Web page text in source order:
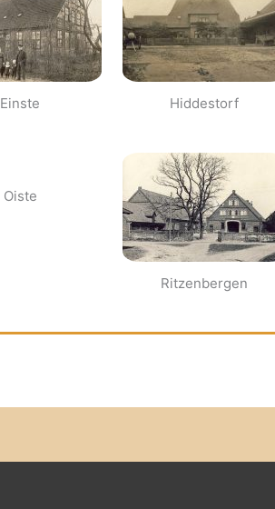
Einste Hiddestorf
Oiste
Ritzenbergen